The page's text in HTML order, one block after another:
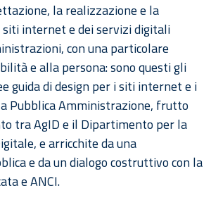
la realizzazione e la
internet e dei servizi digitali
con una particolare
e alla persona: sono questi gli
guida di design per i siti internet e i
Pubblica Amministrazione, frutto
tra AgID e il Dipartimento per la
e arricchite da una
e da un dialogo costruttivo con la
e ANCI.